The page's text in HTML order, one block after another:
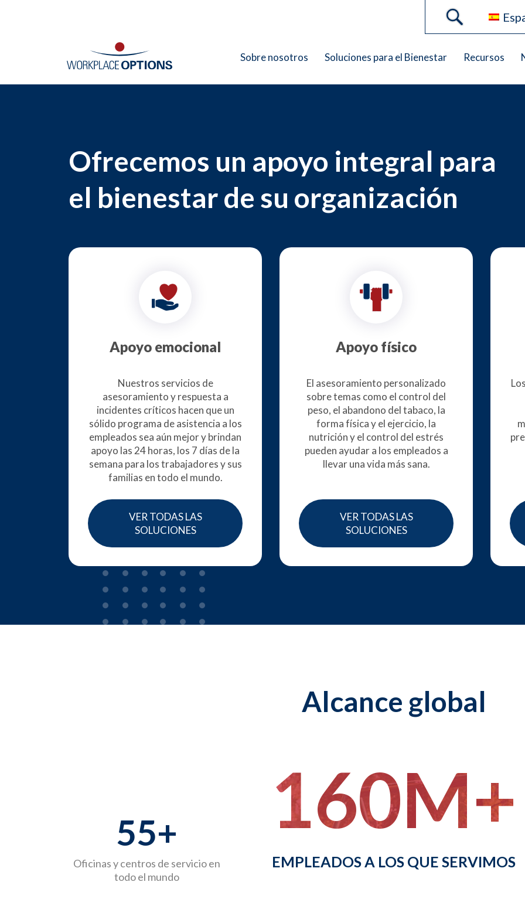
Sobre nosotros Soluciones para el Bienestar Recursos
Ofrecemos un apoyo integral para
el bienestar de su organización
Apoyo emocional
Nuestros servicios de
asesoramiento y respuesta a
incidentes críticos hacen que un
sólido programa de asistencia a los
empleados sea aún mejor y brindan
apoyo las 24 horas, los 7 días de la
semana para los trabajadores y sus
familias en todo el mundo.
VER TODAS LAS
SOLUCIONES
Apoyo físico
El asesoramiento personalizado
sobre temas como el control del
peso, el abandono del tabaco, la
forma física y el ejercicio, la
nutrición y el control del estrés
pueden ayudar a los empleados a
llevar una vida más sana.
VER TODAS LAS
SOLUCIONES
Alcance global
55+
Oficinas y centros de servicio en
todo el mundo
160M+
EMPLEADOS A LOS QUE SERVIMOS